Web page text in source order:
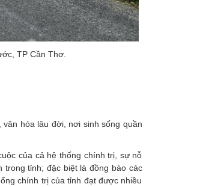
TP Cần Thơ.
hóa lâu đời, nơi sinh sống quần
của cả hệ thống chính trị, sự nỗ
trong tỉnh; đặc biệt là đồng bào các
chính trị của tỉnh đạt được nhiều